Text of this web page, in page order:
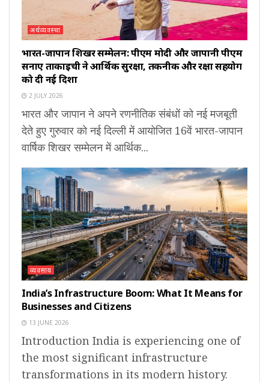
अर्थव्यवस्था
भारत-जापान शिखर सम्मेलन: पीएम मोदी और जापानी पीएम
सनाए ताकाइची ने आर्थिक सुरक्षा, तकनीक और रक्षा सहयोग
को दी नई दिशा
2 JULY 2026
भारत और जापान ने अपने रणनीतिक संबंधों को नई मजबूती
देते हुए गुरुवार को नई दिल्ली में आयोजित 16वें भारत-जापान
वार्षिक शिखर सम्मेलन में आर्थिक...
व्यवसाय
India’s Infrastructure Boom: What It Means for
Businesses and Citizens
13 JUNE 2026
Introduction India is experiencing one of
the most significant infrastructure
transformations in its modern history.